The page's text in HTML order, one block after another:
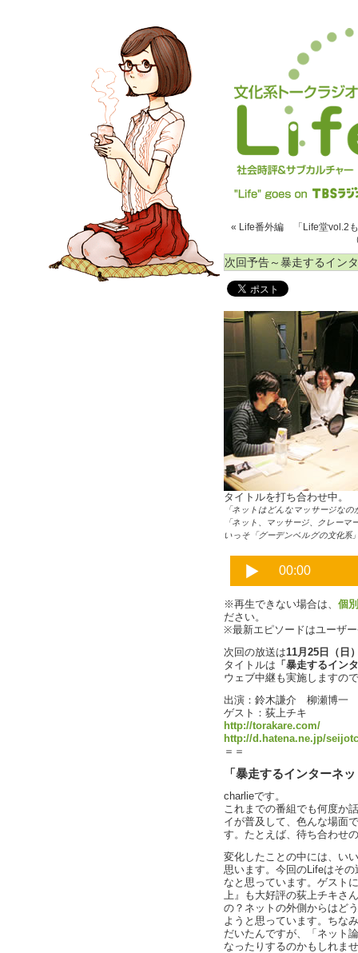
« Life番外編 「Life堂vol.2
次回予告～暴走するイン
タイトルを打ち合わせ中。
「ネットはどんなマッサージなの
「ネット、マッサージ、クレーマ
いっそ「グーデンベルグの文化系
※再生できない場合は、 個
ださい。
※最新エピソードはユーザ
次回の放送は11月25日（日
タイトルは 「暴走するイン
ウェブ中継も実施しますの
出演：鈴木謙介 柳瀬博一
ゲスト：荻上チキ
http://torakare.com/
http://d.hatena.ne.jp/
＝＝
「暴走するインターネ
charlieです。
これまでの番組でも何度か
イが普及して、色んな場面
す。たとえば、待ち合わせ
変化したことの中には、い
思います。今回のLifeはそ
なと思っています。ゲスト
上』も大好評の荻上チキさ
の？ネットの外側からはど
ようと思っています。ちな
だいたんですが、「ネット
なったりするのかもしれま